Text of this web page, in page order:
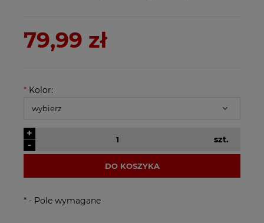
79,99 zł
* Kolor:
-
+
szt.
DO KOSZYKA
* - Pole wymagane